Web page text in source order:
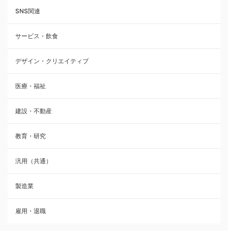
SNS関連
サービス・飲食
デザイン・クリエイティブ
医療・福祉
建設・不動産
教育・研究
汎用（共通）
製造業
雇用・退職